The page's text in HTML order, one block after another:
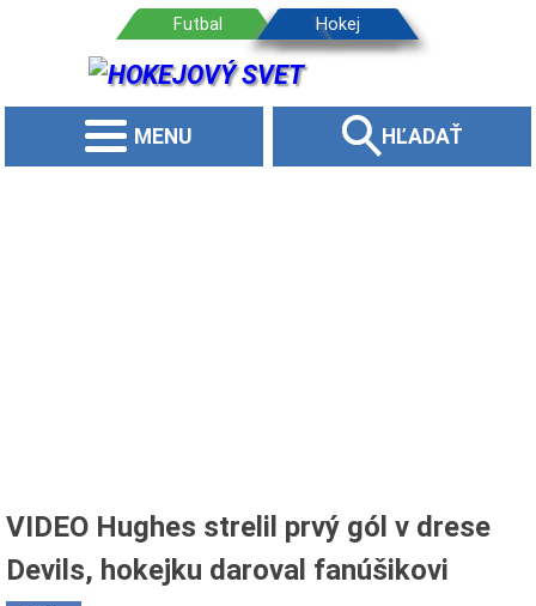
MENU HĽADAŤ
VIDEO Hughes strelil prvý gól v drese
Devils, hokejku daroval fanúšikovi